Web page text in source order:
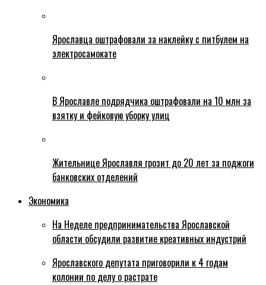
Ярославца оштрафовали за наклейку с питбулем на
электросамокате
В Ярославле подрядчика оштрафовали на 10 млн за
взятку и фейковую уборку улиц
Жительнице Ярославля грозит до 20 лет за поджоги
банковских отделений
Экономика
На Неделе предпринимательства Ярославской
области обсудили развитие креативных индустрий
Ярославского депутата приговорили к 4 годам
колонии по делу о растрате